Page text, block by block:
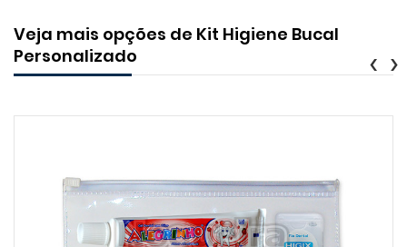
Veja mais opções de Kit Higiene Bucal
Personalizado
‹ ›